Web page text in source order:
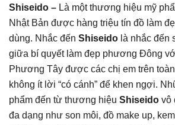
Shiseido – Là một thương hiệu mỹ
Nhật Bản được hàng triệu tín đồ làm
dùng. Nhắc đến Shiseido là nhắc đến
giữa bí quyết làm đẹp phương Đông
Phương Tây được các chị em trên
không ít lời “có cánh” để khen ngợi.
phẩm đến từ thương hiệu Shiseido vô
đa dạng như son môi, đồ make up,